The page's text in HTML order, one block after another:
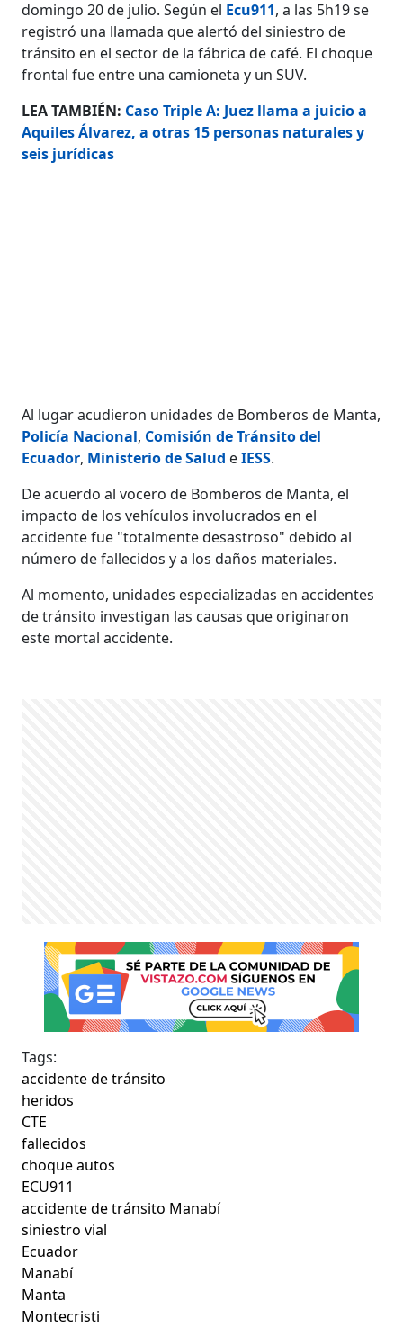
domingo 20 de julio. Según el Ecu911, a las 5h19 se
registró una llamada que alertó del siniestro de
tránsito en el sector de la fábrica de café. El choque
frontal fue entre una camioneta y un SUV.
LEA TAMBIÉN: Caso Triple A: Juez llama a juicio a
Aquiles Álvarez, a otras 15 personas naturales y
seis jurídicas
Al lugar acudieron unidades de Bomberos de Manta,
Policía Nacional, Comisión de Tránsito del
Ecuador, Ministerio de Salud eIESS.
De acuerdo al vocero de Bomberos de Manta, el
impacto de los vehículos involucrados en el
accidente fue "totalmente desastroso" debido al
número de fallecidos y a los daños materiales.
Al momento, unidades especializadas en accidentes
de tránsito investigan las causas que originaron
este mortal accidente.
Tags:
accidente de tránsito
heridos
CTE
fallecidos
choque autos
ECU911
accidente de tránsito Manabí
siniestro vial
Ecuador
Manabí
Manta
Montecristi